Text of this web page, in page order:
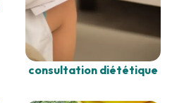
consultation diététique